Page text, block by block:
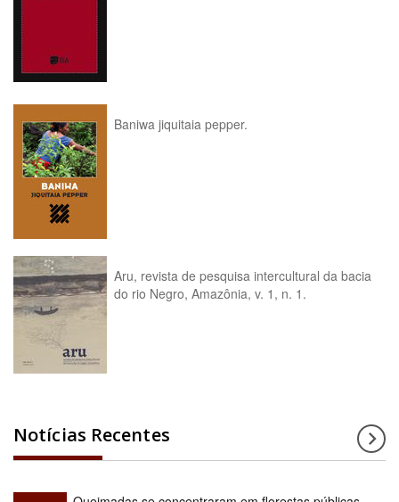
Baniwa jiquitaia pepper.
Aru, revista de pesquisa intercultural da bacia
do rio Negro, Amazônia, v. 1, n. 1.
Notícias Recentes